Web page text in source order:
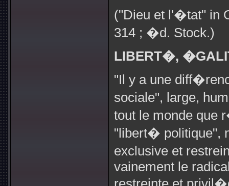
("Dieu et l'�tat" in
314 ; �d. Stock.)
LIBERT�,
"Il y a une
sociale", large,
tout le monde que
"libert�
exclusive et
vainement le